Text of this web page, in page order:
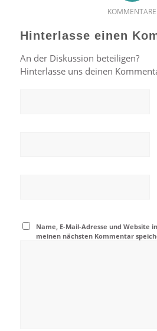
KOMMENTARE
Hinterlasse einen
An der Diskussion beteiligen?
Hinterlasse uns deinen
Name, E-Mail-Adresse und Website
meinen nächsten Kommentar